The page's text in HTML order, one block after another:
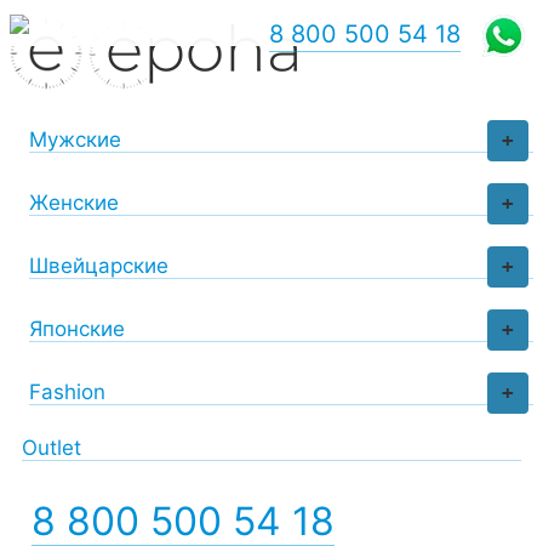
+
Мужские
+
Женские
+
Швейцарские
+
Японские
+
Fashion
Outlet
8 800 500 54 18
8 800 500 54 18